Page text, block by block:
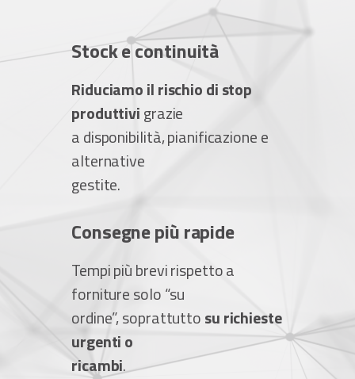
Stock e continuità
Riduciamo il rischio di stop
produttivigrazie
a disponibilità, pianificazione e
alternative
gestite.
Consegne più rapide
Tempi più brevi rispetto a
forniture solo “su
ordine”, soprattuttosu richieste
urgenti o
ricambi.